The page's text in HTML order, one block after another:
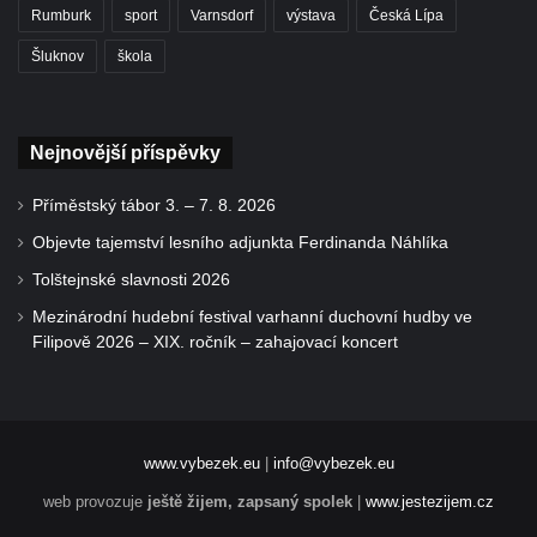
Rumburk sport Varnsdorf výstava Česká Lípa
Šluknov škola
Nejnovější příspěvky
Příměstský tábor 3. – 7. 8. 2026
Objevte tajemství lesního adjunkta Ferdinanda Náhlíka
Tolštejnské slavnosti 2026
Mezinárodní hudební festival varhanní duchovní hudby ve
Filipově 2026 – XIX. ročník – zahajovací koncert
www.vybezek.eu| info@vybezek.eu
web provozuje ještě žijem, zapsaný spolek www.jestezijem.cz